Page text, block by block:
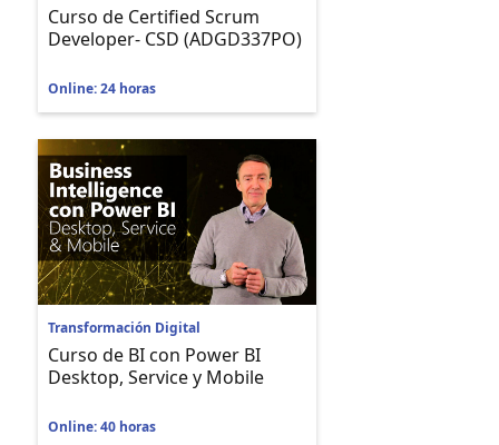
Curso de Certified Scrum
Developer- CSD (ADGD337PO)
Online: 24 horas
Transformación Digital
Curso de BI con Power BI
Desktop, Service y Mobile
Online: 40 horas